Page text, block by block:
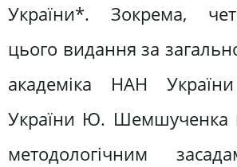
України*. Зокрема,
цього видання за
академіка НАН
України Ю. Шемшученка
методологічним